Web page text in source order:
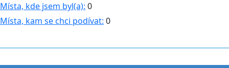
Místa, kde jsem byl(a): 0
Místa, kam se chci podívat: 0